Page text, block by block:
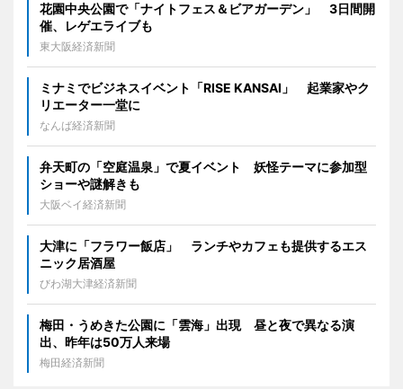
花園中央公園で「ナイトフェス＆ビアガーデン」 3日間開
催、レゲエライブも
東大阪経済新聞
ミナミでビジネスイベント「RISE KANSAI」 起業家やク
リエーター一堂に
なんば経済新聞
弁天町の「空庭温泉」で夏イベント 妖怪テーマに参加型
ショーや謎解きも
大阪ベイ経済新聞
大津に「フラワー飯店」 ランチやカフェも提供するエス
ニック居酒屋
びわ湖大津経済新聞
梅田・うめきた公園に「雲海」出現 昼と夜で異なる演
出、昨年は50万人来場
梅田経済新聞